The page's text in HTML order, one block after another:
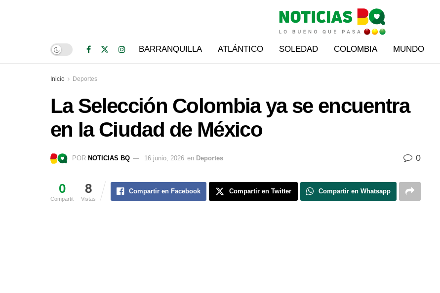
BARRANQUILLA ATLÁNTICO SOLEDAD COLOMBIA MUNDO
Inicio Deportes
La Selección Colombia ya se encuentra
en la Ciudad de México
POR NOTICIAS BQ 16 junio, 2026 en Deportes 0
0
Compartit
8
Vistas
Compartir en Facebook Compartir en Twitter Compartir en Whatsapp